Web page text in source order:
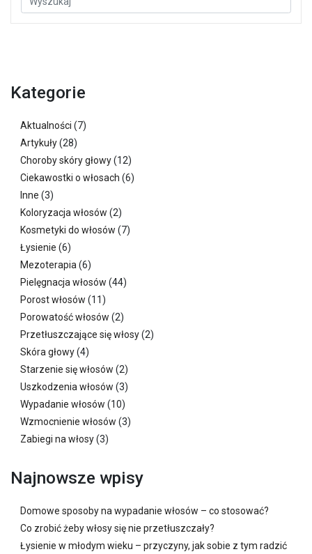
Kategorie
Aktualności (7)
Artykuły(28)
Choroby skóry głowy(12)
Ciekawostki o włosach (6)
Inne (3)
Koloryzacja włosów (2)
Kosmetyki do włosów (7)
Łysienie (6)
Mezoterapia (6)
Pielęgnacja włosów (44)
Porost włosów (11)
Porowatość włosów (2)
Przetłuszczające się włosy(2)
Skóra głowy(4)
Starzenie się włosów (2)
Uszkodzenia włosów (3)
Wypadanie włosów (10)
Wzmocnienie włosów (3)
Zabiegi na włosy(3)
Najnowsze wpisy
Domowe sposoby na wypadanie włosów – co stosować?
Co zrobić żeby włosy się nie przetłuszczały?
Łysienie w młodym wieku – przyczyny, jak sobie z tym radzić